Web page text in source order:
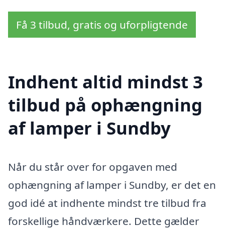
Få 3 tilbud, gratis og uforpligtende
Indhent altid mindst 3
tilbud på ophængning
af lamper i Sundby
Når du står over for opgaven med
ophængning af lamper i Sundby, er det en
god idé at indhente mindst tre tilbud fra
forskellige håndværkere. Dette gælder